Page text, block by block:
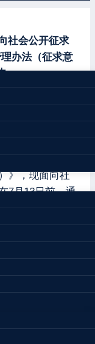
社会公开征求
办法（征求意
，财政部会同
使用管理办
安全生产费用
》，现面向社
7月13日前，通
财政法规意见
）
网中“互动-征求
hd/zqyj）提